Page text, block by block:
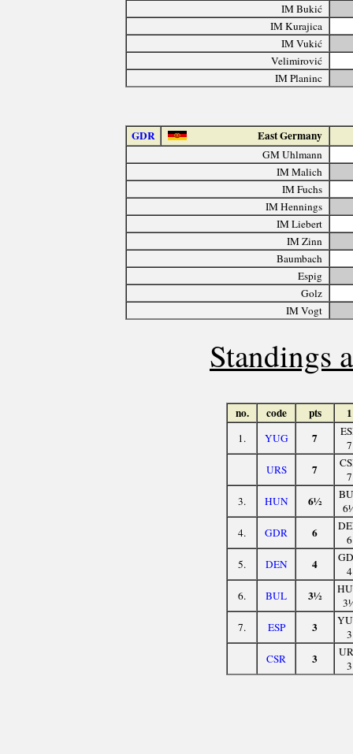
IM Bukić
IM Kurajica
IM Vukić
Velimirović
IM Planinc
GDR East Germany
GM Uhlmann
IM Malich
IM Fuchs
IM Hennings
IM Liebert
IM Zinn
Baumbach
Espig
Golz
IM Vogt
Standings
no. code pts 1
1. YUG 7
7
URS
7
7
3.
HUN 6½
4.
GDR 6
6
5.
DEN 4
4
6.
BUL 3½
7.
ESP 3
3
CSR
3
3